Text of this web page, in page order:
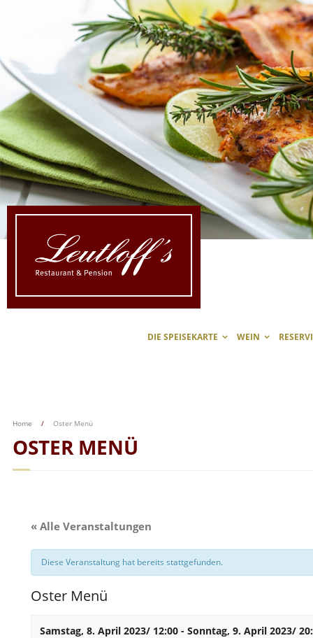
DIE SPEISEKARTE WEIN
OSTER MENÜ
Home / Oster Menü
« Alle Veranstaltungen
Diese Veranstaltung hat bereits stattgefunden.
Oster Menü
Samstag, 8. April 2023/ 12:00 - Sonntag, 9. April 2023/